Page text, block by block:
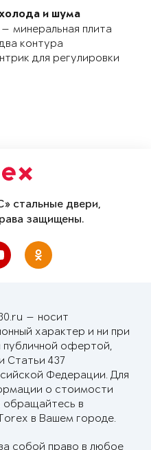
и шума
минеральная плита
контура
для регулировки
стальные двери,
защищены.
— носит
характер и ни при
публичной офертой,
Статьи 437
Федерации. Для
о стоимости
обращайтесь в
в Вашем городе.
собой право в любое